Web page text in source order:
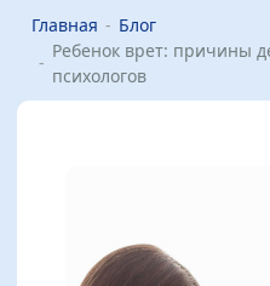
Главная
Блог
Ребенок врет: причины
психологов